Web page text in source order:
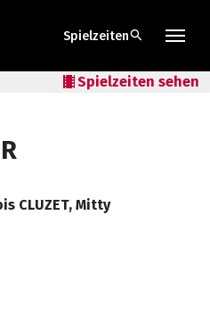
Spielzeitensearch
local_movies Spielzeiten sehen
CLUZET, Mitty